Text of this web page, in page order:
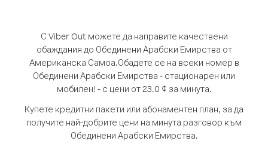
С Viber Out можете да направите качествени
обаждания до Обединени Арабски Емирства от
Американска Самоа.Обадете се на всеки номер в
Обединени Арабски Емирства - стационарен или
мобилен! - с цени от 23.0 ¢ за минута.
Купете кредитни пакети или абонаментен план, за да
получите най-добрите цени на минута разговор към
Обединени Арабски Емирства.